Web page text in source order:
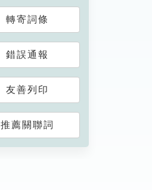
轉寄詞條
錯誤通報
友善列印
推薦關聯詞